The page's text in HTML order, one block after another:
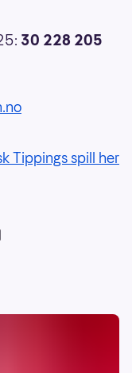
30 228 205
Tippings spill her